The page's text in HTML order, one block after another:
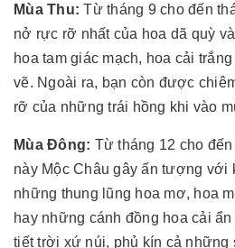
Mùa Thu: Từ tháng 9 cho đến
nở rực rỡ nhất của hoa dã quỳ
hoa tam giác mạch, hoa cải
vẽ. Ngoài ra, bạn còn được
rỡ của những trái hồng khi vào
Mùa Đông: Từ tháng 12 cho
này Mộc Châu gây ấn tượng với
những thung lũng hoa mơ, hoa
hay những cánh đồng hoa cải
tiết trời xứ núi, phủ kín cả những